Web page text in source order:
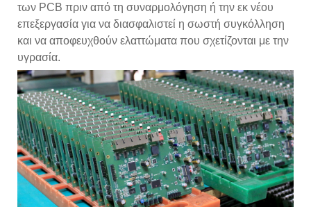
των PCB πριν από τη συναρμολόγηση ή την εκ νέου
επεξεργασία για να διασφαλιστεί η σωστή συγκόλληση
και να αποφευχθούν ελαττώματα που σχετίζονται με την
υγρασία.